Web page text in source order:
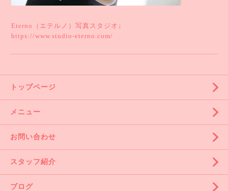
Eterno（エテルノ）写真スタジオ↓
https://www.studio-eterno.com/
トップページ
メニュー
お問い合わせ
スタッフ紹介
ブログ